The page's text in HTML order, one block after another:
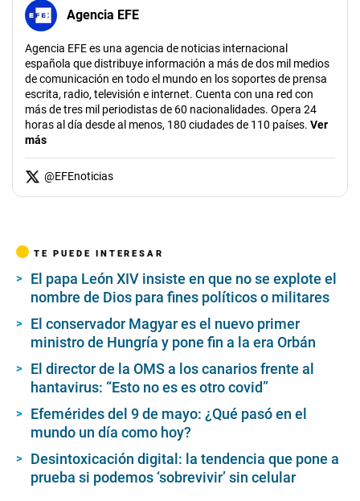
Agencia EFE
Agencia EFE es una agencia de noticias internacional
española que distribuye información a más de dos mil medios
de comunicación en todo el mundo en los soportes de prensa
escrita, radio, televisión e internet. Cuenta con una red con
más de tres mil periodistas de 60 nacionalidades. Opera 24
horas al día desde al menos, 180 ciudades de 110 países. Ver
más
@EFEnoticias
TE PUEDE INTERESAR
El papa León XIV insiste en que no se explote el
nombre de Dios para fines políticos o militares
El conservador Magyar es el nuevo primer
ministro de Hungría y pone fin a la era Orbán
El director de la OMS a los canarios frente al
hantavirus: “Esto no es es otro covid”
Efemérides del 9 de mayo: ¿Qué pasó en el
mundo un día como hoy?
Desintoxicación digital: la tendencia que pone a
prueba si podemos ‘sobrevivir’ sin celular